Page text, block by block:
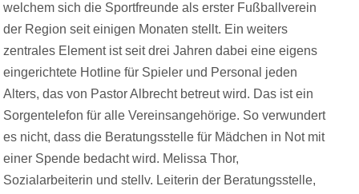
welchem sich die Sportfreunde als erster Fußballverein
der Region seit einigen Monaten stellt. Ein weiters
zentrales Element ist seit drei Jahren dabei eine eigens
eingerichtete Hotline für Spieler und Personal jeden
Alters, das von Pastor Albrecht betreut wird. Das ist ein
Sorgentelefon für alle Vereinsangehörige. So verwundert
es nicht, dass die Beratungsstelle für Mädchen in Not mit
einer Spende bedacht wird. Melissa Thor,
Sozialarbeiterin und stellv. Leiterin der Beratungsstelle,